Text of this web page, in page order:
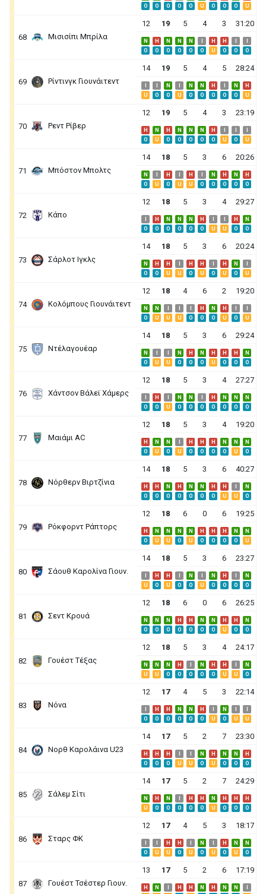
O
O O O O U O O O U
68 Μισισίπι Μπρίλα
12 19 5 4 3 31:20
N H N N N H H
O
O O O O O U O O O
69 Ρίντινγκ Γιουνάιτεντ
14 19 5 4 5 28:24
N N N H N
H
U
O O U O O O O O U
70 Ρεντ Ρίβερ
12 19 5 4 3 23:19
H N H N N N H
O
U O O O O O U O U
71 Μπόστον Μπολτς
14 18 5 3 6 20:26
N H H N H N
H
O
U O U U O O O O O
72 Κάπο
12 18 5 3 4 29:27
H N N N H H
N
O
O O O O O U U O O
73 Σάρλοτ Ιγκλς
14 18 5 3 6 20:24
N H H H H H N
O
O U U O U O U O U
74 Κολόμπους Γιουνάιτεντ
12 18 4 6 2 19:20
N N H N H
O
U U U O O O U O U
75 Ντέλαγουέαρ
14 18 5 3 6 29:24
N N H N H H H
N
O
U U O O O U O O O
76 Χάντσον Βάλεϊ Χάμερς
12 18 5 3 4 27:27
H N N H N N
N
O
O U O O O O O O O
77 Μαιάμι AC
12 18 5 3 4 19:20
H N N H H H N N
N
O
U O U O O O O U O
78 Νόρθερν Βιρτζίνια
14 18 5 3 6 40:27
H H N H N N H H
N
O
O O O O O O U U O
79 Ρόκφορντ Ράπτορς
12 18 6 0 6 19:25
H N N N N H H H N
N
O
U U O U O O O O U
80 Σάουθ Καρολίνα Γιουν.
14 18 5 3 6 23:27
H H N N H
N
U
O U O O U O O O O
81 Σεντ Κρουά
12 18 6 0 6 26:25
N N N H H N N H H
N
O
O O O O O O U O O
82 Γουέστ Τέξας
12 18 5 3 4 24:17
N N N H N H H
N
U
U O O O O O U U O
83 Νόνα
12 17 4 5 3 22:14
H H N N H N
O
O O O O O U O U U
84 Νορθ Καρολάινα U23
14 17 5 2 7 23:30
H H H N H N N
H
O
O O U U O U O O O
85 Σάλεμ Σίτι
14 17 5 2 7 24:29
N H N H H N H H
H
U
O O O O O U O O O
86 Σταρς ΦΚ
12 17 4 5 3 18:17
H H N H N
N
O
U U O U O U O U O
87 Γουέστ Τσέστερ Γιουν.
13 17 5 2 6 17:19
H N H H N H N N